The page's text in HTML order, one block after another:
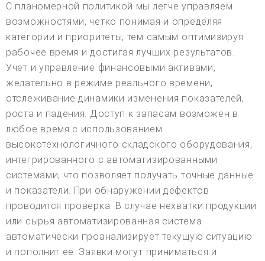
С планомерной политикой мы легче управляем
возможностями, четко понимая и определяя
категории и приоритеты, тем самым оптимизируя
рабочее время и достигая лучших результатов.
Учет и управление финансовыми активами,
желательно в режиме реального времени,
отслеживание динамики изменения показателей,
роста и падения. Доступ к запасам возможен в
любое время с использованием
высокотехнологичного складского оборудования,
интегрированного с автоматизированными
системами, что позволяет получать точные данные
и показатели. При обнаружении дефектов
проводится проверка. В случае нехватки продукции
или сырья автоматизированная система
автоматически проанализирует текущую ситуацию
и пополнит ее. Заявки могут приниматься и